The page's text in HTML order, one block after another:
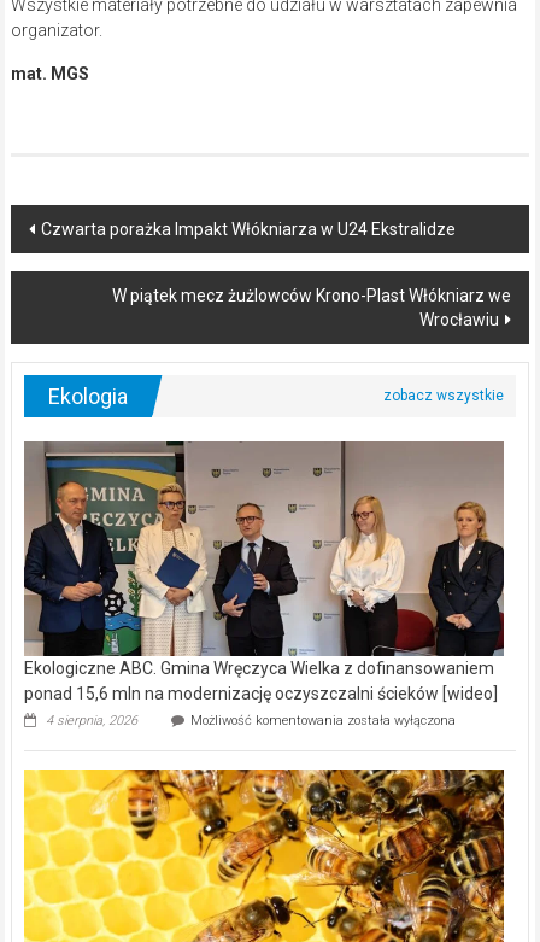
Wszystkie materiały potrzebne do udziału w warsztatach zapewnia
organizator.
mat. MGS
Post
navigation
Czwarta porażka Impakt Włókniarza w U24 Ekstralidze
W piątek mecz żużlowców Krono-Plast Włókniarz we
Wrocławiu
Ekologia
Ekologiczne ABC. Gmina Wręczyca Wielka z dofinansowaniem
ponad 15,6 mln na modernizację oczyszczalni ścieków [wideo]
4 sierpnia, 2026 Możliwość komentowania Ekologiczne
Wręczyca
Wielka
z
dofinansowaniem
ponad
15,6
mln
na
modernizację
została wyłączona